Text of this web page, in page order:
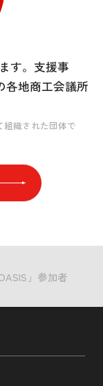
す。 支援事
各地商工会議所
織された団体で
」参加者